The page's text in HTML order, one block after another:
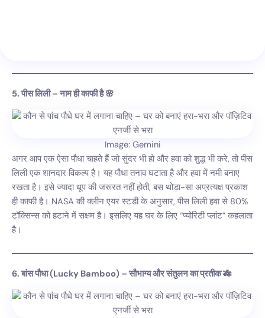
5. पीस लिली – नाम ही काफी है 🌸
Image: Gemini
अगर आप एक ऐसा पौधा चाहते हैं जो सुंदर भी हो और हवा को शुद्ध भी करे, तो पीस
लिली एक शानदार विकल्प है। यह पौधा तनाव घटाता है और हवा में नमी बनाए
रखता है। इसे ज्यादा धूप की जरूरत नहीं होती, बस थोड़ा-सा अप्रत्यक्ष प्रकाश
ही काफी है। NASA की क्लीन एयर स्टडी के अनुसार, पीस लिली हवा से 80%
टॉक्सिन्स को हटाने में सक्षम है। इसलिए यह घर के लिए “प्योरिटी प्लांट” कहलाता
है।
6. बांस पौधा (Lucky Bamboo) – सौभाग्य और संतुलन का प्रतीक 🎋